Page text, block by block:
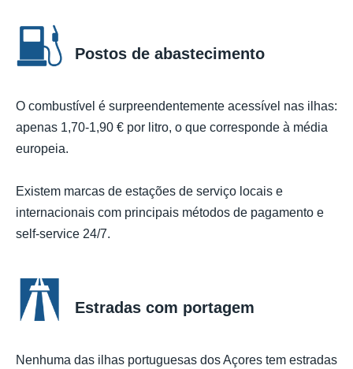
Postos de abastecimento
O combustível é surpreendentemente acessível nas ilhas:
apenas 1,70-1,90 € por litro, o que corresponde à média
europeia.
Existem marcas de estações de serviço locais e
internacionais com principais métodos de pagamento e
self-service 24/7.
Estradas com portagem
Nenhuma das ilhas portuguesas dos Açores tem estradas